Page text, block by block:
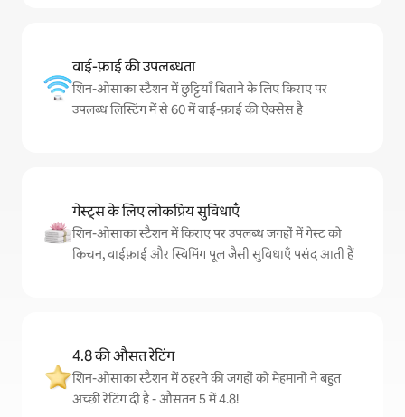
वाई-फ़ाई की उपलब्धता
शिन-ओसाका स्टैशन में छुट्टियाँ बिताने के लिए किराए पर
उपलब्ध लिस्टिंग में से 60 में वाई-फ़ाई की ऐक्सेस है
गेस्ट्स के लिए लोकप्रिय सुविधाएँ
शिन-ओसाका स्टैशन में किराए पर उपलब्ध जगहों में गेस्ट को
किचन, वाईफ़ाई और स्विमिंग पूल जैसी सुविधाएँ पसंद आती हैं
4.8 की औसत रेटिंग
शिन-ओसाका स्टैशन में ठहरने की जगहों को मेहमानों ने बहुत
अच्छी रेटिंग दी है - औसतन 5 में 4.8!